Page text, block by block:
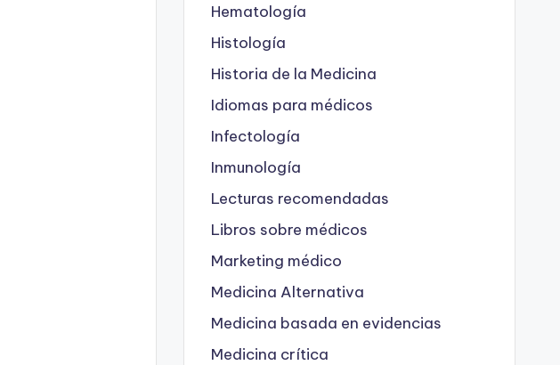
Hematología
Histología
Historia de la Medicina
Idiomas para médicos
Infectología
Inmunología
Lecturas recomendadas
Libros sobre médicos
Marketing médico
Medicina Alternativa
Medicina basada en evidencias
Medicina crítica